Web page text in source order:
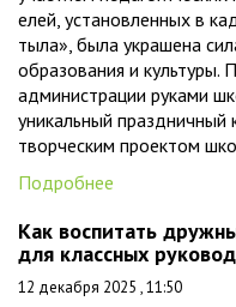
елей, установленных в
тыла», была украшена
образования и культуры.
администрации руками
уникальный праздничный
творческим проектом
Подробнее
Как воспитать
для классных
12 декабря 2025 , 11:50